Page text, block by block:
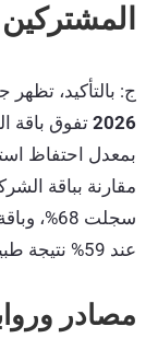
ج: بالتأكيد، تظهر
2026
عند 59% نتيجة طبيعة المستخدم الفردي المتقلبة.
مصادر